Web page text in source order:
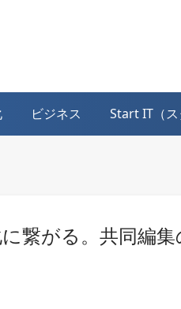
ビジネス Start IT（
繋がる。共同編集